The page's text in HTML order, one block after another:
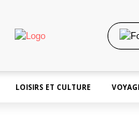
LOISIRS ET CULTURE